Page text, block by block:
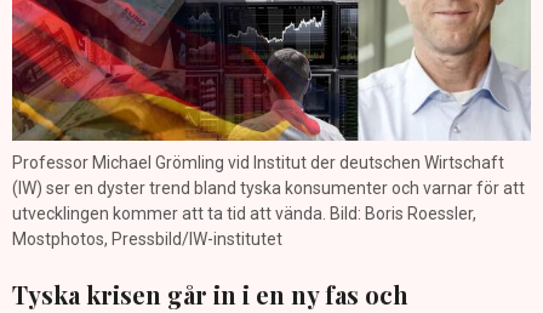
Professor Michael Grömling vid Institut der deutschen Wirtschaft
(IW) ser en dyster trend bland tyska konsumenter och varnar för att
utvecklingen kommer att ta tid att vända. Bild: Boris Roessler,
Mostphotos, Pressbild/IW-institutet
Tyska krisen går in i en ny fas och